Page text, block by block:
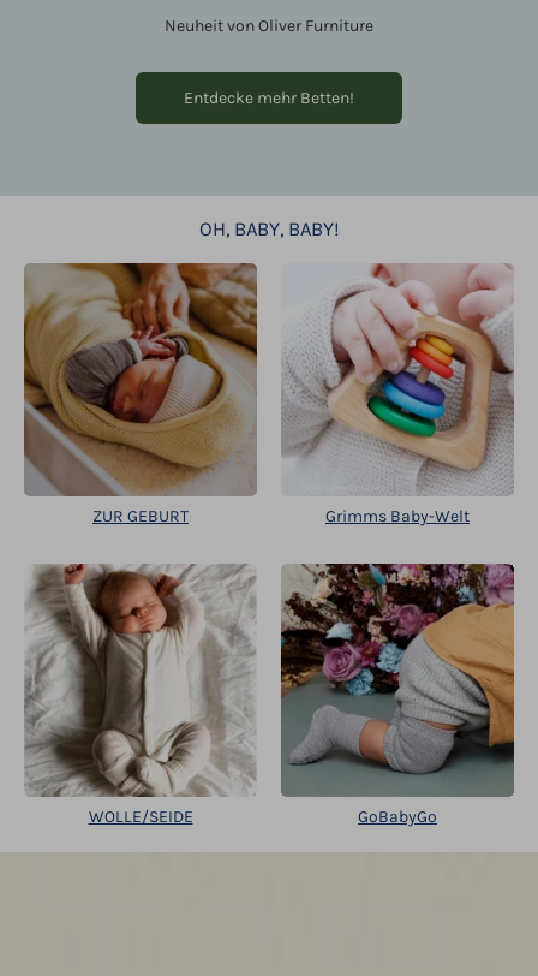
Neuheit von Oliver Furniture
Entdecke mehr Betten!
OH, BABY, BABY!
ZUR GEBURT Grimms Baby-Welt
WOLLE/SEIDE GoBabyGo